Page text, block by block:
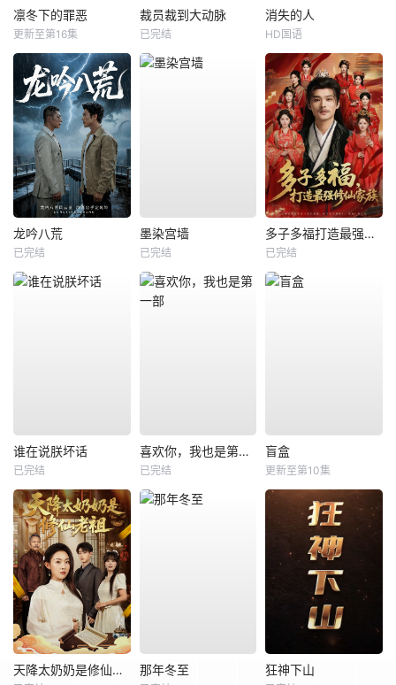
凛冬下的罪恶
更新至第16集
裁员裁到大动脉
已完结
消失的人
HD国语
龙吟八荒
已完结
墨染宫墙
已完结
多子多福打造最强修仙家族
已完结
谁在说朕坏话
已完结
喜欢你，我也是第一部
已完结
盲盒
更新至第10集
天降太奶奶是修仙老祖 那年冬至 狂神下山